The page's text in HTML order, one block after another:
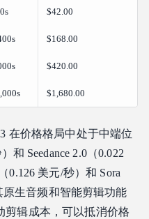
$42.00
$168.00
$420.00
$1,680.00
在价格格局中处于中端位
和 Seedance 2.0（0.022
0.126 美元/秒）和 Sora
原生音频和智能剪辑功能
剪辑成本，可以抵消价格